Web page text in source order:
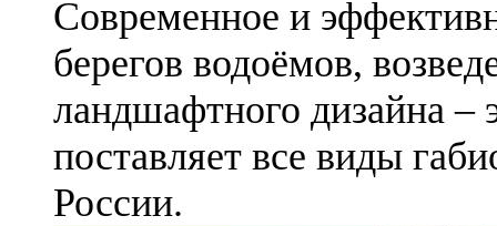
Современное и
берегов водоёмов,
ландшафтного дизайна
поставляет все виды
России.